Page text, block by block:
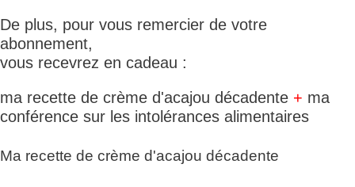
De plus, pour vous remercier de votre
abonnement,
vous recevrez en cadeau :
ma recette de crème d'acajou décadente + ma
conférence sur les intolérances alimentaires
Ma recette de crème d'acajou décadente